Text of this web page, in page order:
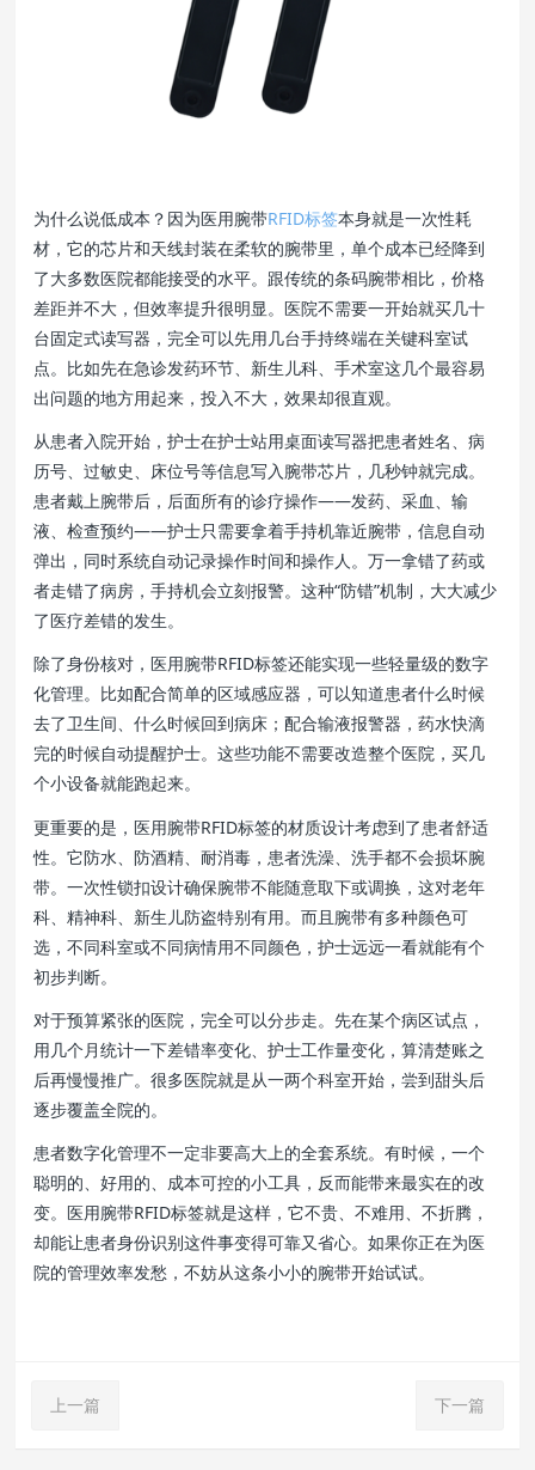
为什么说低成本？因为医用腕带RFID标签本身就是一次性耗
材，它的芯片和天线封装在柔软的腕带里，单个成本已经降到
了大多数医院都能接受的水平。跟传统的条码腕带相比，价格
差距并不大，但效率提升很明显。医院不需要一开始就买几十
台固定式读写器，完全可以先用几台手持终端在关键科室试
点。比如先在急诊发药环节、新生儿科、手术室这几个最容易
出问题的地方用起来，投入不大，效果却很直观。
从患者入院开始，护士在护士站用桌面读写器把患者姓名、病
历号、过敏史、床位号等信息写入腕带芯片，几秒钟就完成。
患者戴上腕带后，后面所有的诊疗操作——发药、采血、输
液、检查预约——护士只需要拿着手持机靠近腕带，信息自动
弹出，同时系统自动记录操作时间和操作人。万一拿错了药或
者走错了病房，手持机会立刻报警。这种“防错”机制，大大减少
了医疗差错的发生。
除了身份核对，医用腕带RFID标签还能实现一些轻量级的数字
化管理。比如配合简单的区域感应器，可以知道患者什么时候
去了卫生间、什么时候回到病床；配合输液报警器，药水快滴
完的时候自动提醒护士。这些功能不需要改造整个医院，买几
个小设备就能跑起来。
更重要的是，医用腕带RFID标签的材质设计考虑到了患者舒适
性。它防水、防酒精、耐消毒，患者洗澡、洗手都不会损坏腕
带。一次性锁扣设计确保腕带不能随意取下或调换，这对老年
科、精神科、新生儿防盗特别有用。而且腕带有多种颜色可
选，不同科室或不同病情用不同颜色，护士远远一看就能有个
初步判断。
对于预算紧张的医院，完全可以分步走。先在某个病区试点，
用几个月统计一下差错率变化、护士工作量变化，算清楚账之
后再慢慢推广。很多医院就是从一两个科室开始，尝到甜头后
逐步覆盖全院的。
患者数字化管理不一定非要高大上的全套系统。有时候，一个
聪明的、好用的、成本可控的小工具，反而能带来最实在的改
变。医用腕带RFID标签就是这样，它不贵、不难用、不折腾，
却能让患者身份识别这件事变得可靠又省心。如果你正在为医
院的管理效率发愁，不妨从这条小小的腕带开始试试。
上一篇 下一篇